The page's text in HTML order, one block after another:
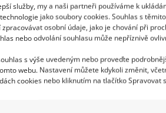
služby, my a naši partneři používáme k
jako soubory cookies. Souhlas s
osobní údaje, jako je chování při
nebo odvolání souhlasu může nepříznivě
s výše uvedeným nebo proveďte
webu. Nastavení můžete kdykoli změnit,
cookies nebo kliknutím na tlačítko Spravovat